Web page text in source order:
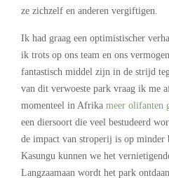
ze zichzelf en anderen vergiftigen.
Ik had graag een optimistischer
ik trots op ons team en ons
fantastisch middel zijn in de strijd
van dit verwoeste park vraag ik me
momenteel in Afrika meer olifanten
een diersoort die veel bestudeerd
de impact van stroperij is op minder
Kasungu kunnen we het
Langzaamaan wordt het park